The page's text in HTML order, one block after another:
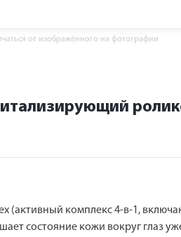
от изображённого на фотографии
(активный комплекс 4-в-1,
состояние кожи вокруг глаз